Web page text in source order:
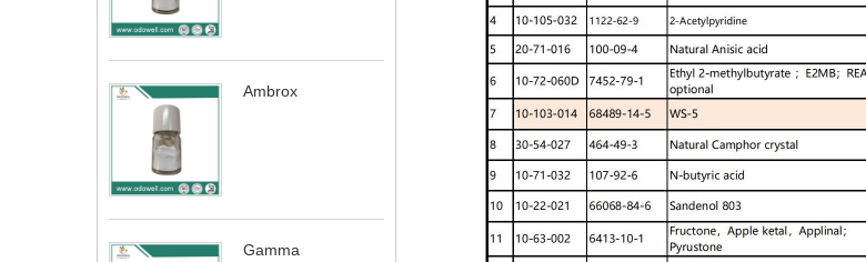
Ambrox
Gamma